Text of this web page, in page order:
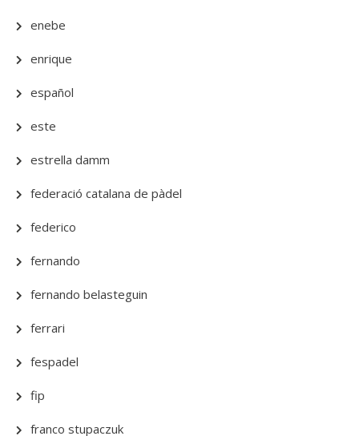
enebe
enrique
español
este
estrella damm
federació catalana de pàdel
federico
fernando
fernando belasteguin
ferrari
fespadel
fip
franco stupaczuk